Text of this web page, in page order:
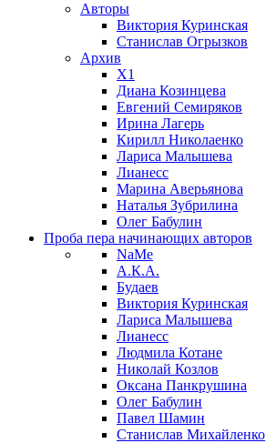
Авторы
Виктория Куринская
Станислав Огрызков
Архив
X1
Диана Козинцева
Евгений Семиряков
Ирина Лагерь
Кирилл Николаенко
Лариса Малышева
Лианесс
Марина Аверьянова
Наталья Зубрилина
Олег Бабулин
Проба пера начинающих авторов
NaMe
А.К.А.
Будаев
Виктория Куринская
Лариса Малышева
Лианесс
Людмила Котане
Николай Козлов
Оксана Панкрушина
Олег Бабулин
Павел Шамин
Станислав Михайленко